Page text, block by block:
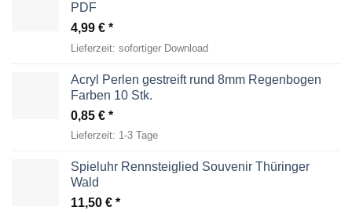
PDF
4,99 €
Lieferzeit: sofortiger Download
Acryl Perlen gestreift rund 8mm Regenbogen
Farben 10 Stk.
0,85 €
Lieferzeit: 1-3 Tage
Spieluhr Rennsteiglied Souvenir Thüringer
Wald
11,50 €